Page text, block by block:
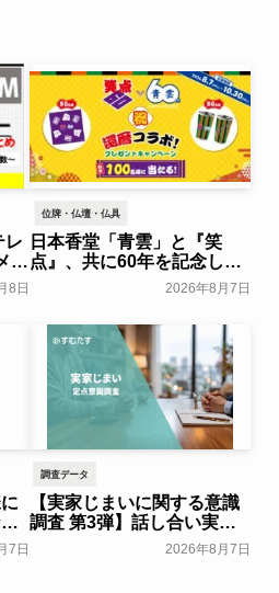
レ
ー
8日
位牌・仏壇・仏具
日本香堂「青雲」と『笑
点』、共に60年を記念した
初コラボ！オリジナルグッ
ズのプレゼントキャンペー
ンを実施～日本香堂～
一般公開
2026年8月7日
7日
調査データ
【実家じまいに関する意識
調査 第3弾】話し合い実施
率は29.5％で前回から低
下。「大相続時代」でも家
2026年8月7日